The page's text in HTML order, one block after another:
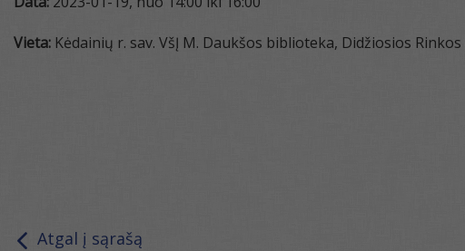
Vieta: Kėdainių r. sav. VšĮ M. Daukšos biblioteka, Didžiosios Rinkos
Atgal į sąrašą